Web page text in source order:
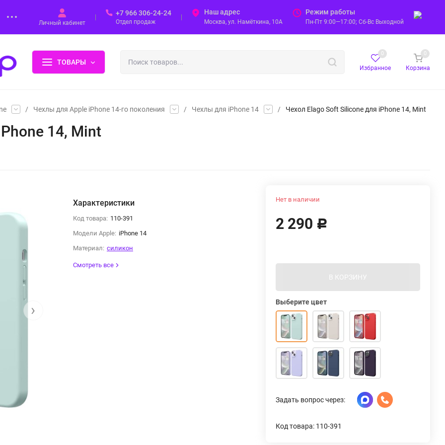
Личный кабинет
+7 966 306-24-24
Отдел продаж
Наш адрес
Москва, ул. Намёткина, 10А
Режим работы
Пн-Пт 9:00—17:00; Сб-Вс Выходной
ТОВАРЫ
Избранное
0
Корзина
0
/ Чехлы для Apple iPhone 14-го поколения / Чехлы для iPhone 14 / Чехол Elago Soft Silicone для iPhone 14, Mint
14, Mint
›
Характеристики
Код товара: 110-391
Модели Apple: iPhone 14
Материал: силикон
Смотреть все
Нет в наличии
2 290 Р
В КОРЗИНУ
Выберите цвет
Задать вопрос через:
Код товара: 110-391